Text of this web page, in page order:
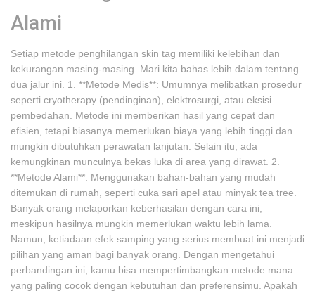
Alami
Setiap metode penghilangan skin tag memiliki kelebihan dan
kekurangan masing-masing. Mari kita bahas lebih dalam tentang
dua jalur ini. 1. **Metode Medis**: Umumnya melibatkan prosedur
seperti cryotherapy (pendinginan), elektrosurgi, atau eksisi
pembedahan. Metode ini memberikan hasil yang cepat dan
efisien, tetapi biasanya memerlukan biaya yang lebih tinggi dan
mungkin dibutuhkan perawatan lanjutan. Selain itu, ada
kemungkinan munculnya bekas luka di area yang dirawat. 2.
**Metode Alami**: Menggunakan bahan-bahan yang mudah
ditemukan di rumah, seperti cuka sari apel atau minyak tea tree.
Banyak orang melaporkan keberhasilan dengan cara ini,
meskipun hasilnya mungkin memerlukan waktu lebih lama.
Namun, ketiadaan efek samping yang serius membuat ini menjadi
pilihan yang aman bagi banyak orang. Dengan mengetahui
perbandingan ini, kamu bisa mempertimbangkan metode mana
yang paling cocok dengan kebutuhan dan preferensimu. Apakah